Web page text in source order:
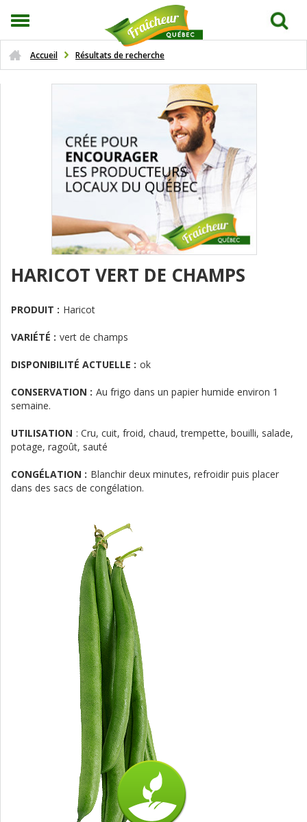
Accueil Résultats de recherche
HARICOT VERT DE CHAMPS
PRODUIT : Haricot
VARIÉTÉ : vert de champs
DISPONIBILITÉ ACTUELLE : ok
CONSERVATION : Au frigo dans un papier humide environ 1
semaine.
UTILISATION : Cru, cuit, froid, chaud, trempette, bouilli, salade,
potage, ragoût, sauté
CONGÉLATION : Blanchir deux minutes, refroidir puis placer
dans des sacs de congélation.